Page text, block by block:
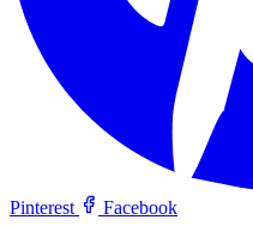
Pinterest Facebook